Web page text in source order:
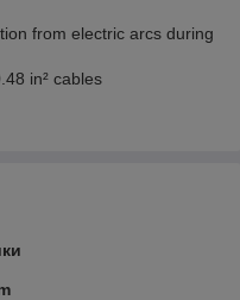
from electric arcs during
in² cables